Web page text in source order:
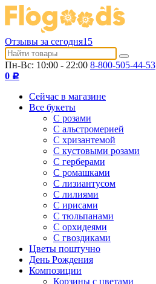
Отзывы за сегодня15
Пн-Вс: 10:00 - 22:00 8-800-505-44-53
0 Р
Сейчас в магазине
Все букеты
C розами
С альстромерией
С хризантемой
С кустовыми розами
С герберами
С ромашками
С лизиантусом
С лилиями
С ирисами
С тюльпанами
С орхидеями
С гвоздиками
Цветы поштучно
День Рождения
Композиции
Корзины с цветами